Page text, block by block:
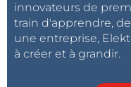
innovateurs de
train d'apprendre,
une entreprise,
à créer et à grandir.